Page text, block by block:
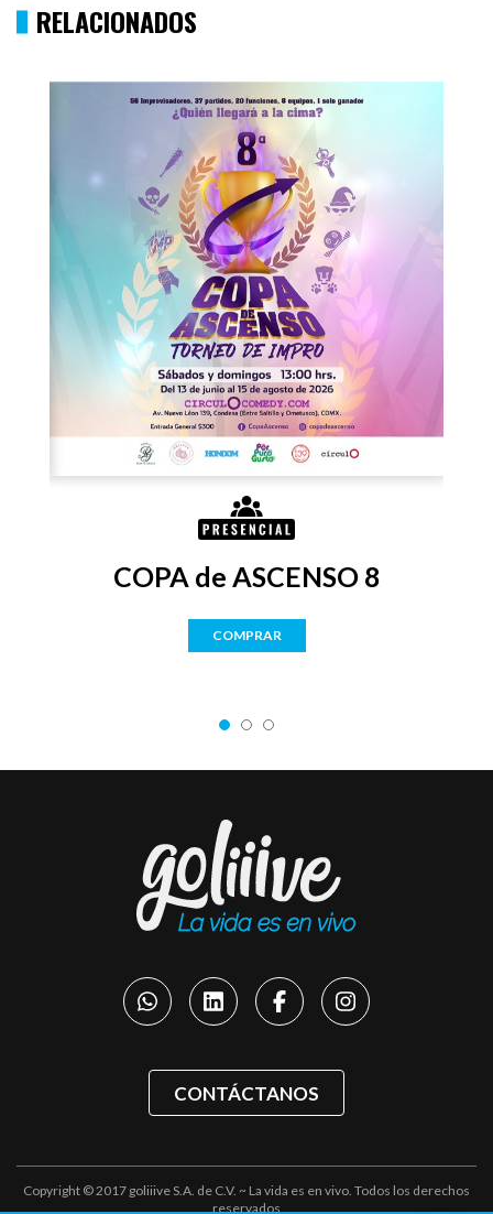
RELACIONADOS
COPA de ASCENSO 8
COMPRAR
CONTÁCTANOS
Copyright © 2017 goliiive S.A. de C.V. ~ La vida es en vivo. Todos los derechos
reservados